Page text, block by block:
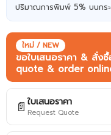
ปริมาณการพิมพ์ 5% บนกร
ใหม่ / NEW
ขอใบเสนอราคา & สั่
quote & order
📄 ใบเสนอราคา
Request Quote